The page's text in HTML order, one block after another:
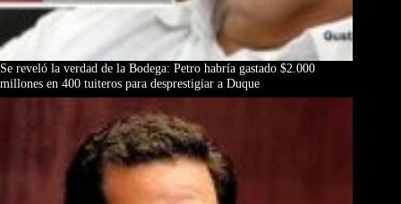
Se reveló la verdad de la Bodega: Petro habría gastado $2.000
millones en 400 tuiteros para desprestigiar a Duque